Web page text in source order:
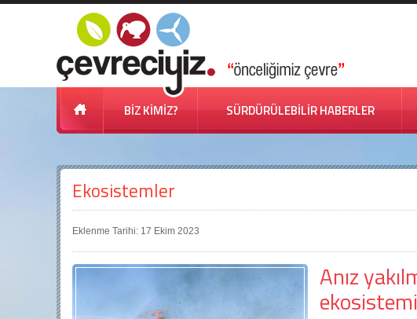
BİZ KİMİZ? SÜRDÜRÜLEBİLİR HABERLER
Ekosistemler
Eklenme Tarihi: 17 Ekim 2023
Anız